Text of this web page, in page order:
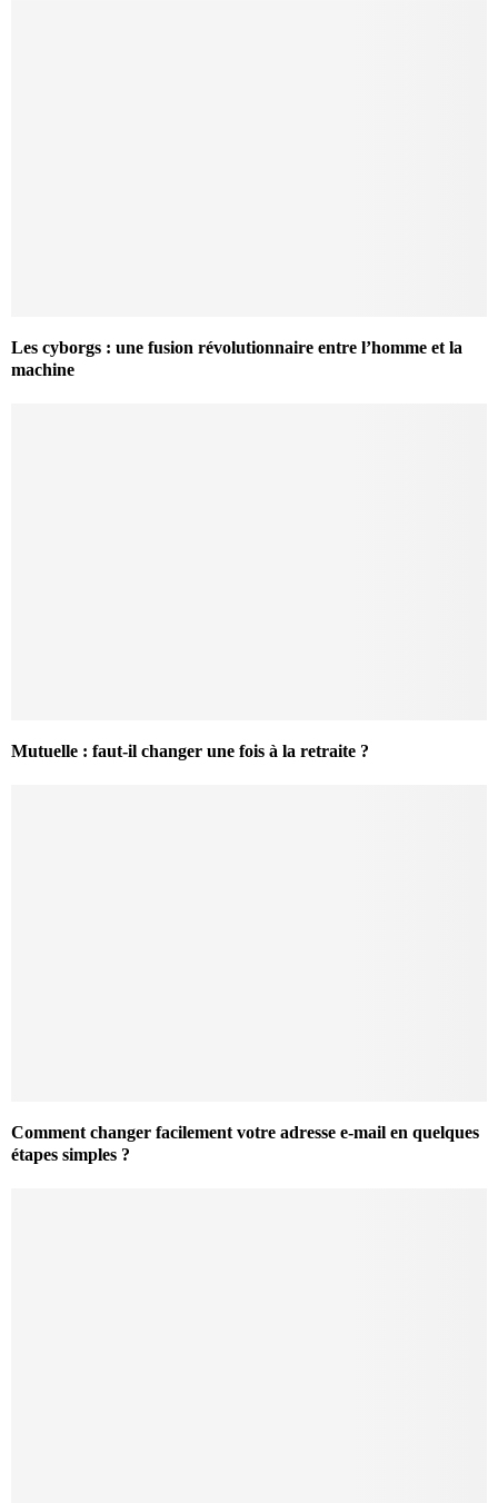
Les cyborgs : une fusion révolutionnaire entre l’homme et la
machine
Mutuelle : faut-il changer une fois à la retraite ?
Comment changer facilement votre adresse e-mail en quelques
étapes simples ?